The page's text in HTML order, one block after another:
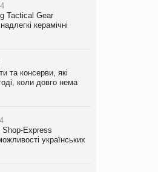
Tactical Gear
керамічні
та консерви, які
коли довго нема
Shop-Express
українських